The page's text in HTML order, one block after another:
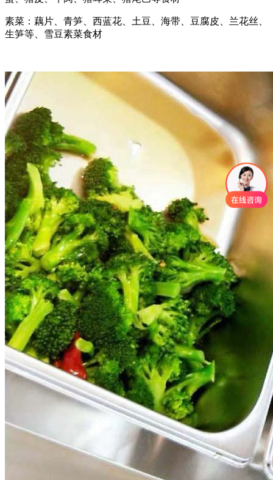
素菜：藕片、青笋、西蓝花、土豆、海带、豆腐皮、兰花丝、
生笋等、雪豆素菜食材